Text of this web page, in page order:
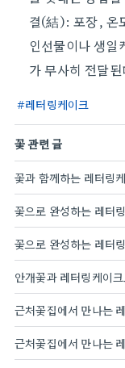
결(結): 포장, 온
인선물이나 생일
가 무사히 전달
레터링케이크
꽃 관련 글
꽃과 함께하는 레터링
꽃으로 완성하는 레터
꽃으로 완성하는 레터
안개꽃과 레터링케이
근처꽃집에서 만나는
근처꽃집에서 만나는